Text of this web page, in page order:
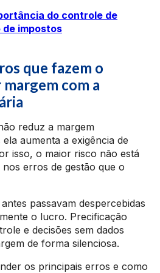
do controle de
impostos
que fazem o
com a
reduz a margem
aumenta a exigência de
isso, o maior risco não está
erros de gestão que o
passavam despercebidas
o lucro. Precificação
e decisões sem dados
de forma silenciosa.
os principais erros e como